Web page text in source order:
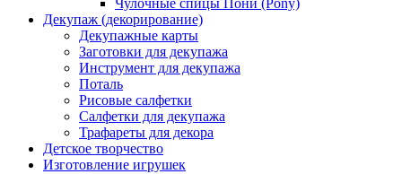
Чулочные спицы Пони (Pony)
Декупаж (декорирование)
Декупажные карты
Заготовки для декупажа
Инструмент для декупажа
Поталь
Рисовые салфетки
Салфетки для декупажа
Трафареты для декора
Детское творчество
Изготовление игрушек